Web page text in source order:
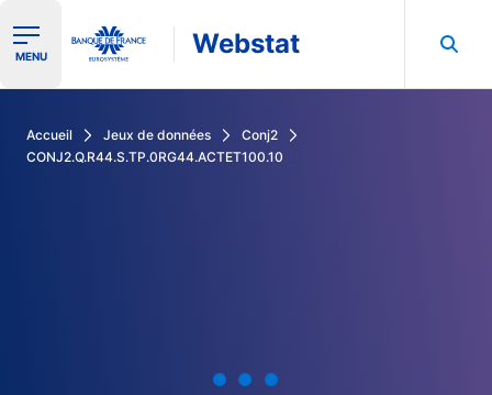
Ouvrir le menu de navigation
MENU Webstat
Accueil Jeux de données
Conj2
CONJ2.Q.R44.S.TP.0RG44.ACTET100.10